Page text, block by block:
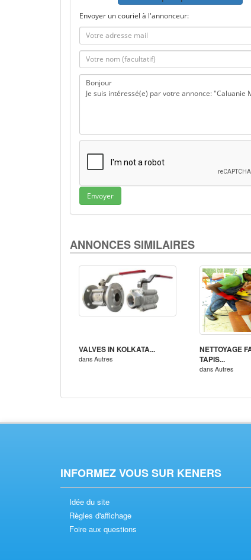
Envoyer un couriel à l'annonceur:
Envoyer
ANNONCES SIMILAIRES
VALVES IN KOLKATA...
dans Autres
NETTOYAGE
TAPIS...
dans Autres
INFORMEZ VOUS SUR KENERS
Idée du site
Règles d'affichage
Foire aux questions